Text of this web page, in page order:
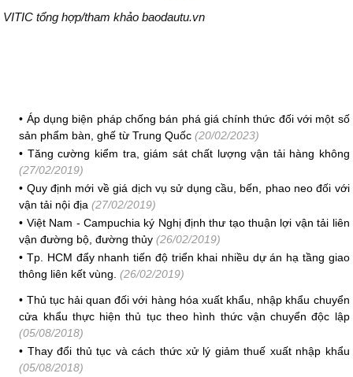
VITIC tổng hợp/tham khảo baodautu.vn
• Áp dụng biện pháp chống bán phá giá chính thức đối với một số
sản phẩm bàn, ghế từ Trung Quốc (20/02/2023)
• Tăng cường kiểm tra, giám sát chất lượng vận tải hàng không
(27/02/2019)
• Quy định mới về giá dịch vụ sử dụng cầu, bến, phao neo đối với
vận tải nội địa (27/02/2019)
• Việt Nam - Campuchia ký Nghị định thư tạo thuận lợi vận tải liên
vận đường bộ, đường thủy(26/02/2019)
•Tp. HCM đẩy nhanh tiến độ triển khai nhiều dự án hạ tầng giao
thông liên kết vùng. (26/02/2019)
• Thủ tục hải quan đối với hàng hóa xuất khẩu, nhập khẩu chuyển
cửa khẩu thực hiện thủ tục theo hình thức vận chuyển độc lập
(05/08/2018)
• Thay đổi thủ tục và cách thức xử lý giảm thuế xuất nhập khẩu
(05/08/2018)